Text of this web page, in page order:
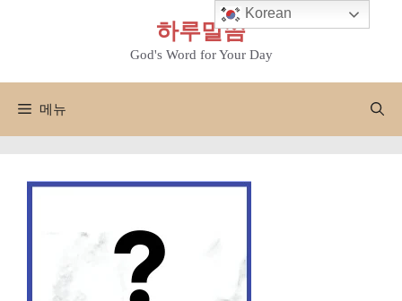
하루말씀
God's Word for Your Day
메뉴
Korean